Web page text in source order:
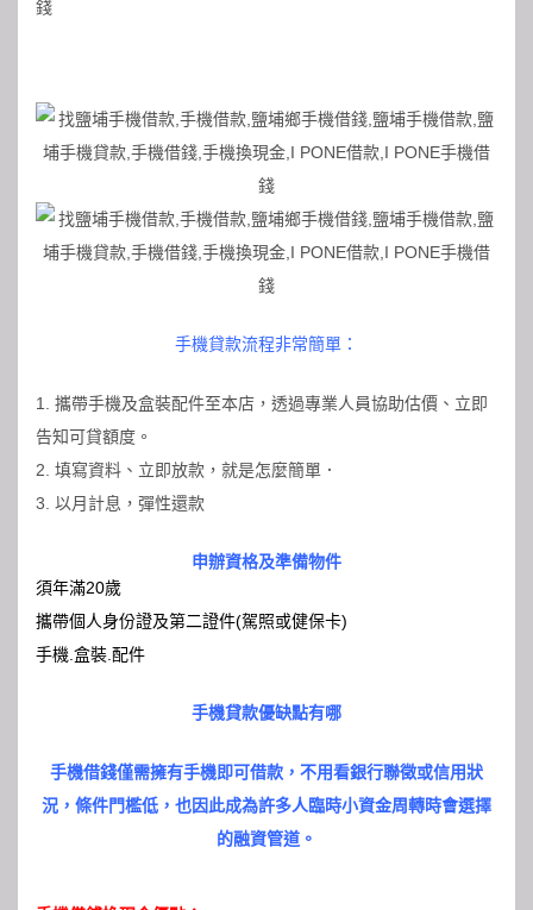
手機貸款流程非常簡單：
1. 攜帶手機及盒裝配件至本店，透過專業人員協助估價、立即
告知可貸額度。
2. 填寫資料、立即放款，就是怎麼簡單．
3. 以月計息，彈性還款
申辦資格及準備物件
須年滿20歲
攜帶個人身份證及第二證件(駕照或健保卡)
手機.盒裝.配件
手機貸款優缺點有哪
手機借錢僅需擁有手機即可借款，不用看銀行聯徵或信用狀
況，條件門檻低，也因此成為許多人臨時小資金周轉時會選擇
的融資管道。